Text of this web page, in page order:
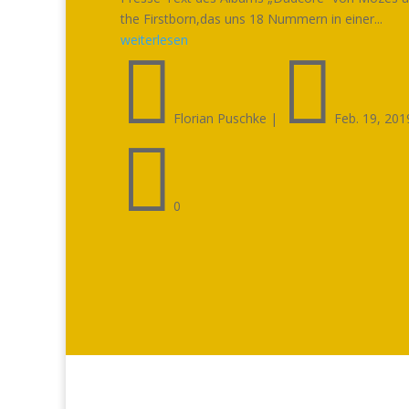
the Firstborn,das uns 18 Nummern in einer...
weiterlesen
 Florian Puschke |  Feb. 19,
 0